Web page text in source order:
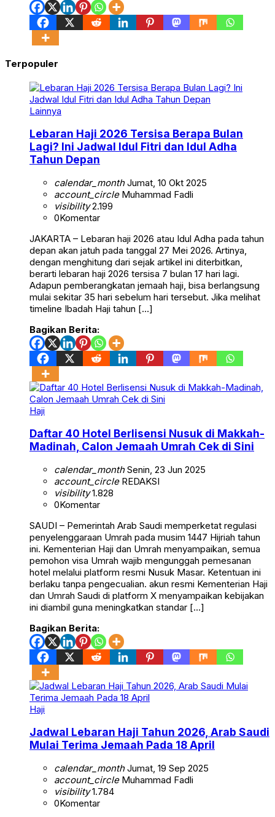
Terpopuler
Lainnya
Lebaran Haji 2026 Tersisa Berapa Bulan
Lagi? Ini Jadwal Idul Fitri dan Idul Adha
Tahun Depan
calendar_monthJumat, 10 Okt 2025
account_circleMuhammad Fadli
visibility2.199
0Komentar
JAKARTA – Lebaran haji 2026 atau Idul Adha pada tahun
depan akan jatuh pada tanggal 27 Mei 2026. Artinya,
dengan menghitung dari sejak artikel ini diterbitkan,
berarti lebaran haji 2026 tersisa 7 bulan 17 hari lagi.
Adapun pemberangkatan jemaah haji, bisa berlangsung
mulai sekitar 35 hari sebelum hari tersebut. Jika melihat
timeline Ibadah Haji tahun […]
Bagikan Berita:
Haji
Daftar 40 Hotel Berlisensi Nusuk di Makkah-
Madinah, Calon Jemaah Umrah Cek di Sini
calendar_monthSenin, 23 Jun 2025
account_circleREDAKSI
visibility1.828
0Komentar
SAUDI – Pemerintah Arab Saudi memperketat regulasi
penyelenggaraan Umrah pada musim 1447 Hijriah tahun
ini. Kementerian Haji dan Umrah menyampaikan, semua
pemohon visa Umrah wajib mengunggah pemesanan
hotel melalui platform resmi Nusuk Masar. Ketentuan ini
berlaku tanpa pengecualian. akun resmi Kementerian Haji
dan Umrah Saudi di platform X menyampaikan kebijakan
ini diambil guna meningkatkan standar […]
Bagikan Berita:
Haji
Jadwal Lebaran Haji Tahun 2026, Arab Saudi
Mulai Terima Jemaah Pada 18 April
calendar_monthJumat, 19 Sep 2025
account_circleMuhammad Fadli
visibility1.784
0Komentar